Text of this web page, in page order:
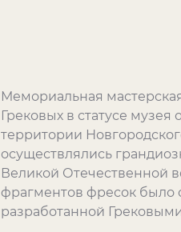
Мемориальная
Грековых в статусе
территории
осуществлялись
Великой Отечественной
фрагментов фресок было
разработанной